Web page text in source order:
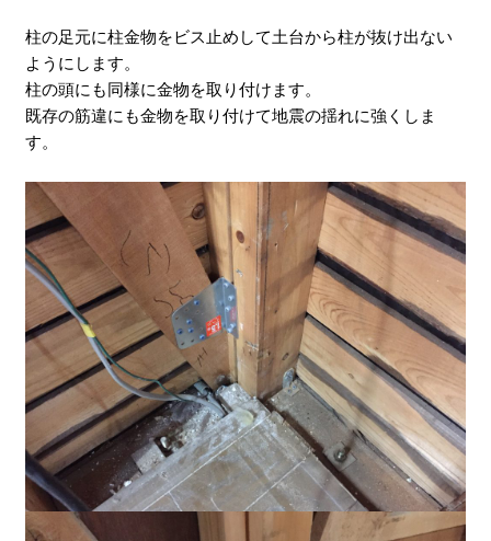
柱の足元に柱金物をビス止めして土台から柱が抜け出ない
ようにします。
柱の頭にも同様に金物を取り付けます。
既存の筋違にも金物を取り付けて地震の揺れに強くしま
す。